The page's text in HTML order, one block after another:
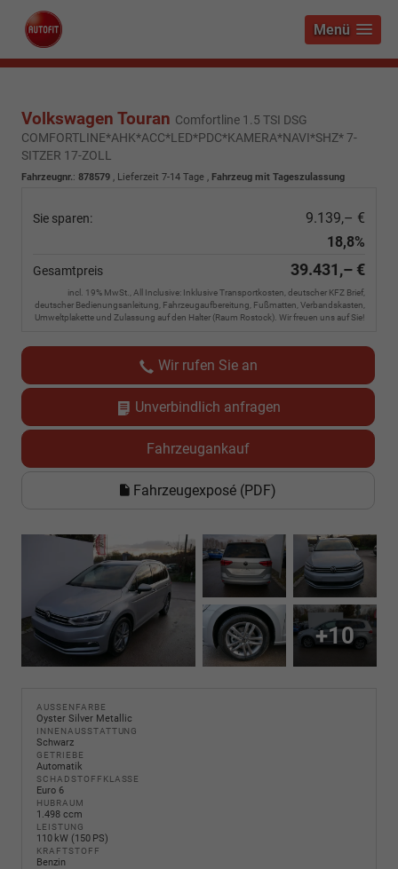
Menü
Volkswagen Touran Comfortline 1.5 TSI DSG
COMFORTLINE*AHK*ACC*LED*PDC*KAMERA*NAVI*SHZ* 7-
SITZER 17-ZOLL
Fahrzeugnr.: 878579 , Lieferzeit 7-14 Tage , Fahrzeug mit Tageszulassung
Sie sparen:
9.139,– €
18,8%
Gesamtpreis 39.431,– €
incl. 19% MwSt., All Inclusive: Inklusive Transportkosten, deutscher KFZ Brief,
deutscher Bedienungsanleitung, Fahrzeugaufbereitung, Fußmatten, Verbandskasten,
Umweltplakette und Zulassung auf den Halter (Raum Rostock). Wir freuen uns auf Sie!
Wir rufen Sie an
Unverbindlich anfragen
Fahrzeugankauf
Fahrzeugexposé (PDF)
+10
AUSSENFARBE
Oyster Silver Metallic
INNENAUSSTATTUNG
Schwarz
GETRIEBE
Automatik
SCHADSTOFFKLASSE
Euro 6
HUBRAUM
1.498 ccm
LEISTUNG
110 kW (150 PS)
KRAFTSTOFF
Benzin